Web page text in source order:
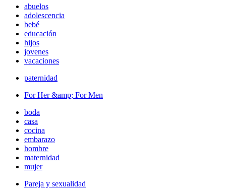
abuelos
adolescencia
bebé
educación
hijos
jovenes
vacaciones
paternidad
For Her &amp; For Men
boda
casa
cocina
embarazo
hombre
maternidad
mujer
Pareja y sexualidad